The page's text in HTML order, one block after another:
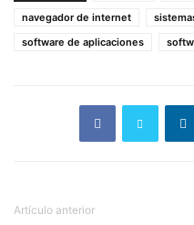
navegador de internet
software de aplicaciones
Artículo anterior